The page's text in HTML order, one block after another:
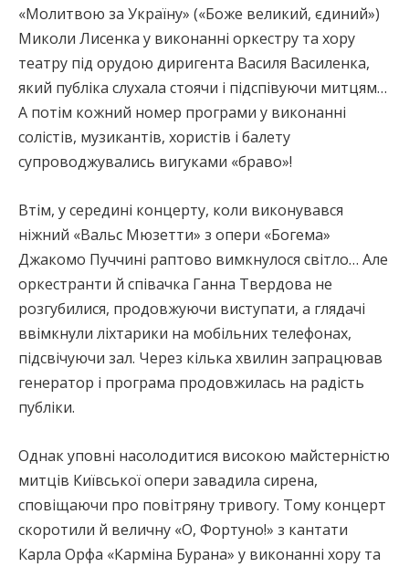
«Молитвою за Україну» («Боже великий, єдиний»)
Миколи Лисенка у виконанні оркестру та хору
театру під орудою диригента Василя Василенка,
який публіка слухала стоячи і підспівуючи митцям…
А потім кожний номер програми у виконанні
солістів, музикантів, хористів і балету
супроводжувались вигуками «браво»!
Втім, у середині концерту, коли виконувався
ніжний «Вальс Мюзетти» з опери «Богема»
Джакомо Пуччині раптово вимкнулося світло… Але
оркестранти й співачка Ганна Твердова не
розгубилися, продовжуючи виступати, а глядачі
ввімкнули ліхтарики на мобільних телефонах,
підсвічуючи зал. Через кілька хвилин запрацював
генератор і програма продовжилась на радість
публіки.
Однак уповні насолодитися високою майстерністю
митців Київської опери завадила сирена,
сповіщаючи про повітряну тривогу. Тому концерт
скоротили й величну «О, Фортуно!» з кантати
Карла Орфа «Карміна Бурана» у виконанні хору та